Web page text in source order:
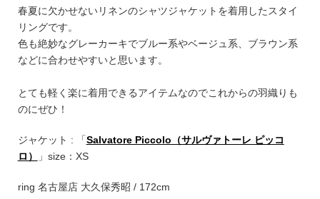
春夏に欠かせないリネンのシャツジャケットを着用したスタイ
リングです。
色も絶妙なグレーカーキでブルー系やベージュ系、ブラウン系
などに合わせやすいと思います。
とても軽く楽に着用できるアイテムなのでこれからの羽織りも
のにぜひ！
ジャケット : 「Salvatore Piccolo（サルヴァトーレ ピッコ
ロ）
」size：XS
ring 名古屋店 大久保秀昭 / 172cm